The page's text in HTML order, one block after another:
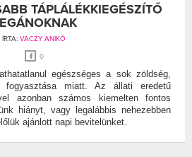
TÁPLÁLÉKKIEGÉSZÍTŐ
ÍRTA: VÁCZY ANIKÓ
0
egészséges a sok zöldség,
fogyasztása miatt. Az állati eredetű
azonban számos kiemelten fontos
hiányt, vagy legalábbis nehezebben
ajánlott napi bevitelünket.